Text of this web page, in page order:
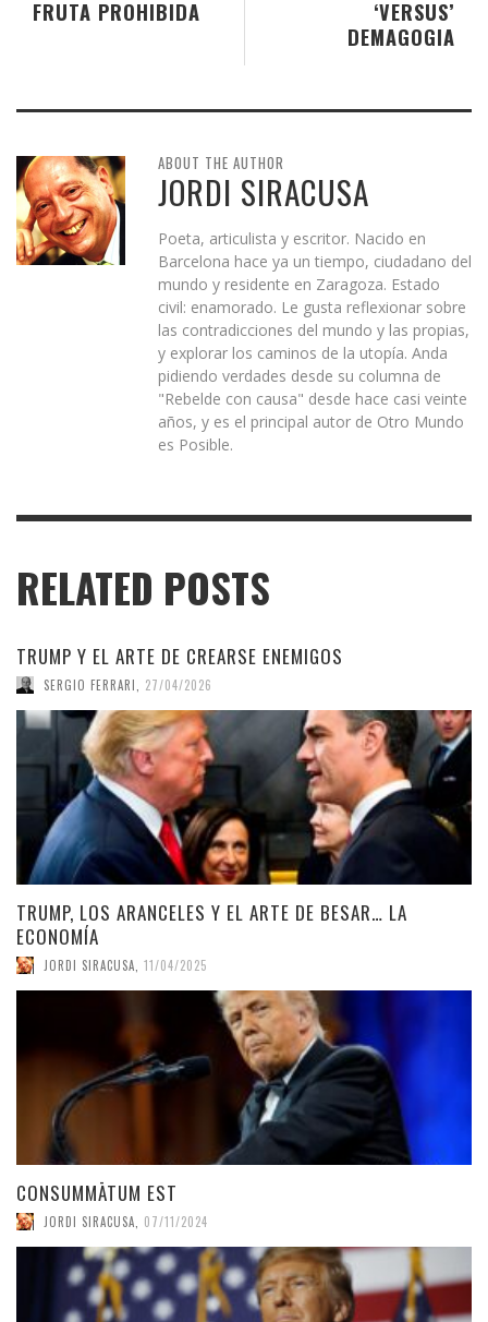
‘VERSUS’
DEMAGOGIA
FRUTA PROHIBIDA
ABOUT THE AUTHOR
JORDI SIRACUSA
Poeta, articulista y escritor. Nacido en
Barcelona hace ya un tiempo, ciudadano del
mundo y residente en Zaragoza. Estado
civil: enamorado. Le gusta reflexionar sobre
las contradicciones del mundo y las propias,
y explorar los caminos de la utopía. Anda
pidiendo verdades desde su columna de
"Rebelde con causa" desde hace casi veinte
años, y es el principal autor de Otro Mundo
es Posible.
RELATED POSTS
TRUMP Y EL ARTE DE CREARSE ENEMIGOS
SERGIO FERRARI 27/04/2026
TRUMP, LOS ARANCELES Y EL ARTE DE BESAR… LA
ECONOMÍA
JORDI SIRACUSA 11/04/2025
CONSUMMĀTUM EST
JORDI SIRACUSA 07/11/2024